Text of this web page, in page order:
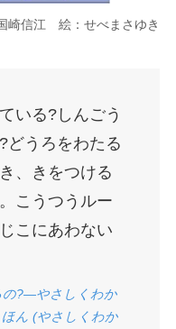
崎信江 絵：せべまさゆき
いる?しんごう
どうろをわたる
、きをつける
こうつうルー
こにあわない
の?―やさしくわか
ん (やさしくわか